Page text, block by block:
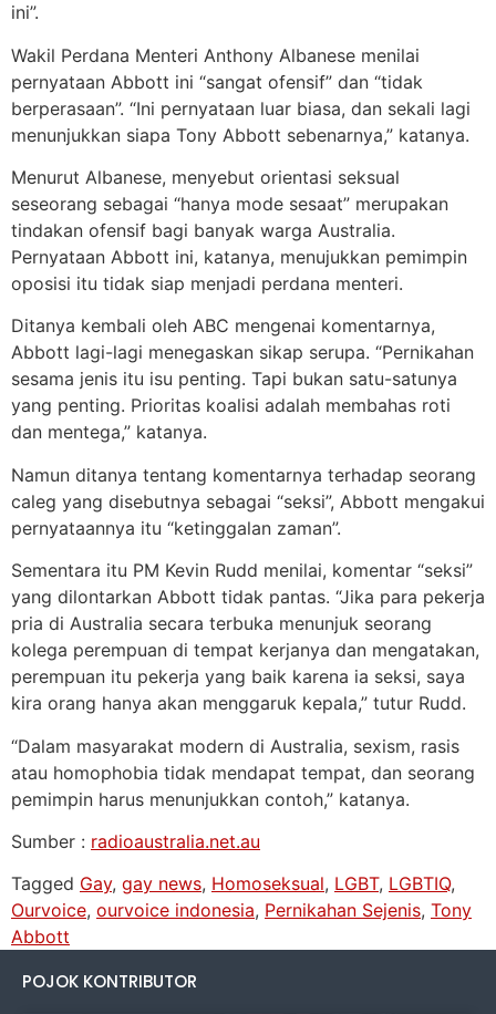
ini”.
Wakil Perdana Menteri Anthony Albanese menilai
pernyataan Abbott ini “sangat ofensif” dan “tidak
berperasaan”. “Ini pernyataan luar biasa, dan sekali lagi
menunjukkan siapa Tony Abbott sebenarnya,” katanya.
Menurut Albanese, menyebut orientasi seksual
seseorang sebagai “hanya mode sesaat” merupakan
tindakan ofensif bagi banyak warga Australia.
Pernyataan Abbott ini, katanya, menujukkan pemimpin
oposisi itu tidak siap menjadi perdana menteri.
Ditanya kembali oleh ABC mengenai komentarnya,
Abbott lagi-lagi menegaskan sikap serupa. “Pernikahan
sesama jenis itu isu penting. Tapi bukan satu-satunya
yang penting. Prioritas koalisi adalah membahas roti
dan mentega,” katanya.
Namun ditanya tentang komentarnya terhadap seorang
caleg yang disebutnya sebagai “seksi”, Abbott mengakui
pernyataannya itu “ketinggalan zaman”.
Sementara itu PM Kevin Rudd menilai, komentar “seksi”
yang dilontarkan Abbott tidak pantas. “Jika para pekerja
pria di Australia secara terbuka menunjuk seorang
kolega perempuan di tempat kerjanya dan mengatakan,
perempuan itu pekerja yang baik karena ia seksi, saya
kira orang hanya akan menggaruk kepala,” tutur Rudd.
“Dalam masyarakat modern di Australia, sexism, rasis
atau homophobia tidak mendapat tempat, dan seorang
pemimpin harus menunjukkan contoh,” katanya.
Sumber : radioaustralia.net.au
Tagged Gay, gay news, Homoseksual, LGBT, LGBTIQ,
Ourvoice, ourvoice indonesia, Pernikahan Sejenis, Tony
Abbott
POJOK KONTRIBUTOR